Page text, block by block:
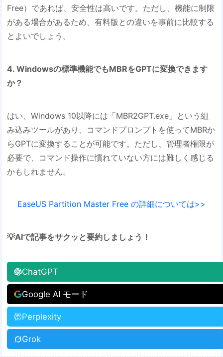
Free）であれば、安全性は高いです。ただし、機能に制限
がある場合があるため、有料版との違いを事前に比較する
とよいでしょう。
4. Windowsの標準機能でもMBRをGPTに変換できます
か？
はい、Windows 10以降には「MBR2GPT.exe」という組
み込みツールがあり、コマンドプロンプトを使ってMBRか
らGPTに変換することが可能です。ただし、管理者権限が
必要で、コマンド操作に慣れていない方には難しく感じる
かもしれません。
EaseUS Partition Master Free の詳細については>>
💡AIで記事をサクッと要約しましょう！
ChatGPT
Google AI モード
Perplexity
Grok